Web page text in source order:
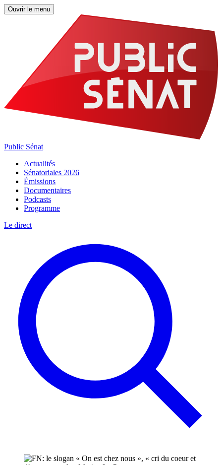
Ouvrir le menu
Public Sénat
Actualités
Sénatoriales 2026
Émissions
Documentaires
Podcasts
Programme
Le direct